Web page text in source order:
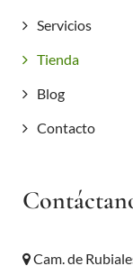
Servicios
Tienda
Blog
Contacto
Cam. de